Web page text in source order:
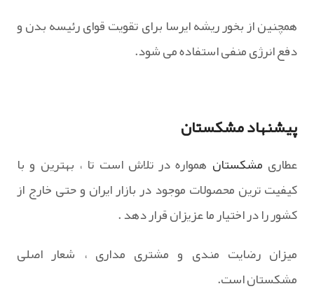
همچنین از بخور ریشه ایرسا برای تقویت قوای رئیسه بدن و
دفع انرژی منفی استفاده می شود.
پیشنهاد مشکستان
عطاری مشکستان همواره در تلاش است تا ، بهترین و با
کیفیت ترین محصولات موجود در بازار ایران و حتی خارج از
کشور را در اختیار ما عزیزان قرار دهد .
میزان رضایت مندی و مشتری مداری ، شعار اصلی
مشکستان است.